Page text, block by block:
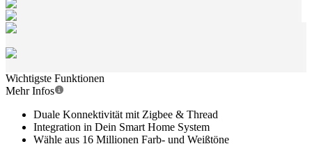
Wichtigste Funktionen
Mehr Infos
Duale Konnektivität mit Zigbee & Thread
Integration in Dein Smart Home System
Wähle aus 16 Millionen Farb- und Weißtöne